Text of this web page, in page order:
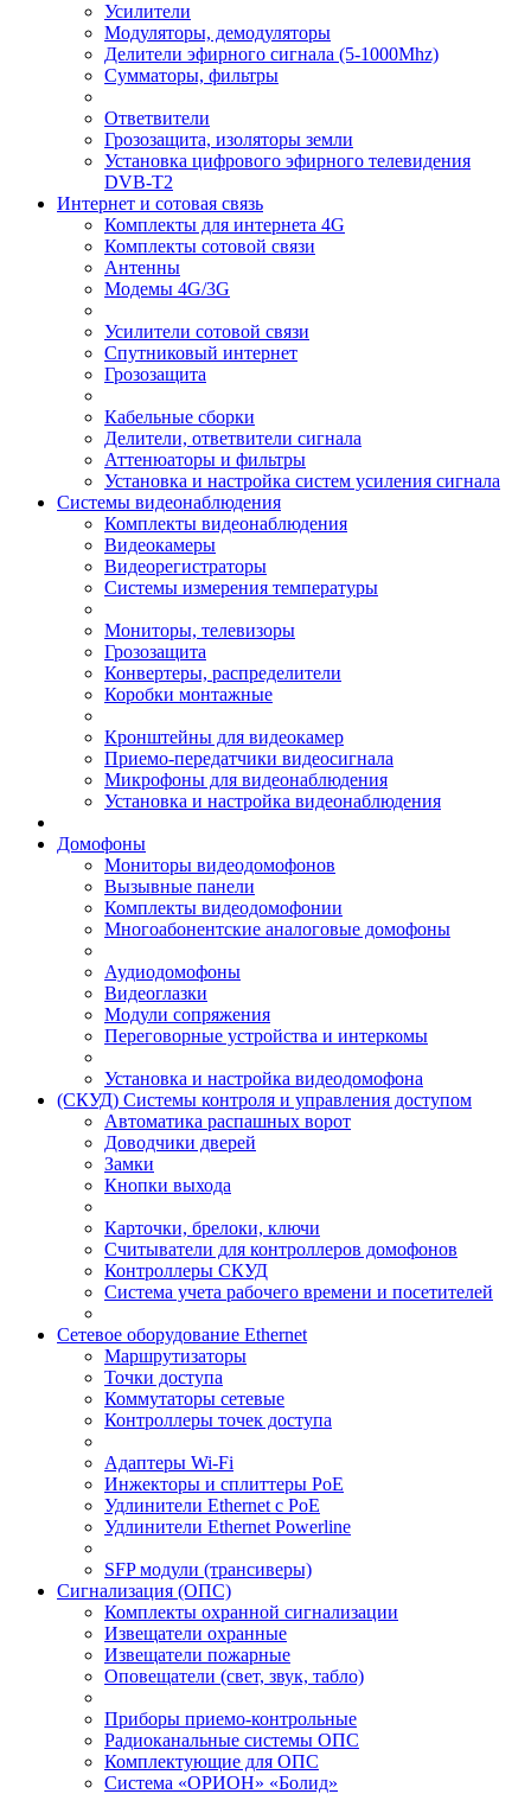
Усилители
Модуляторы, демодуляторы
Делители эфирного сигнала (5-1000Mhz)
Сумматоры, фильтры
Ответвители
Грозозащита, изоляторы земли
Установка цифрового эфирного телевидения
DVB-T2
Интернет и сотовая связь
Комплекты для интернета 4G
Комплекты сотовой связи
Антенны
Модемы 4G/3G
Усилители сотовой связи
Спутниковый интернет
Грозозащита
Кабельные сборки
Делители, ответвители сигнала
Аттенюаторы и фильтры
Установка и настройка систем усиления сигнала
Системы видеонаблюдения
Комплекты видеонаблюдения
Видеокамеры
Видеорегистраторы
Системы измерения температуры
Мониторы, телевизоры
Грозозащита
Конвертеры, распределители
Коробки монтажные
Кронштейны для видеокамер
Приемо-передатчики видеосигнала
Микрофоны для видеонаблюдения
Установка и настройка видеонаблюдения
Домофоны
Мониторы видеодомофонов
Вызывные панели
Комплекты видеодомофонии
Многоабонентские аналоговые домофоны
Аудиодомофоны
Видеоглазки
Модули сопряжения
Переговорные устройства и интеркомы
Установка и настройка видеодомофона
(СКУД) Системы контроля и управления доступом
Автоматика распашных ворот
Доводчики дверей
Замки
Кнопки выхода
Карточки, брелоки, ключи
Считыватели для контроллеров домофонов
Контроллеры СКУД
Система учета рабочего времени и посетителей
Сетевое оборудование Ethernet
Маршрутизаторы
Точки доступа
Коммутаторы сетевые
Контроллеры точек доступа
Адаптеры Wi-Fi
Инжекторы и сплиттеры РоЕ
Удлинители Ethernet с PoE
Удлинители Ethernet Powerline
SFP модули (трансиверы)
Сигнализация (ОПС)
Комплекты охранной сигнализации
Извещатели охранные
Извещатели пожарные
Оповещатели (свет, звук, табло)
Приборы приемо-контрольные
Радиоканальные системы ОПС
Комплектующие для ОПС
Система «ОРИОН» «Болид»